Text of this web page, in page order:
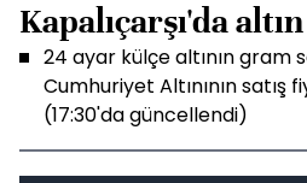
Kapalıçarşı'da
24 ayar külçe altının gram
Cumhuriyet Altınının satış
(17:30'da güncellendi)